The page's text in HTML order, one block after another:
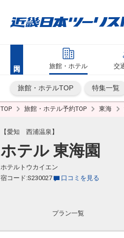
旅館・ホテル 交
旅館・ホテルTOP 特集一覧
TOP 旅館・ホテル予約TOP 東海
【愛知 西浦温泉】
ホテル 東海園
ホテルトウカイエン
宿コード:S230027
口コミを見る
プラン一覧